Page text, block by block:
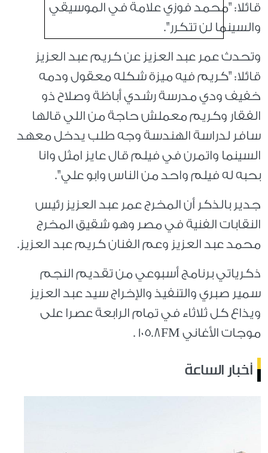
قائلا: "محمد فوزي علامة في الموسيقي
والسينما لن تتكرر".
وتحدث عمر عبد العزيز عن كريم عبد العزيز
قائلا: "كريم فيه ميزة شكله معقول ودمه
خفيف ودي مدرسة رشدي أباظة وصلاح ذو
الفقار وكريم معملش حاجة من اللي قالها
سافر لدراسة الهندسة وجه طلب يدخل معهد
السينما واتمرن في فيلم قال عايز امثل وانا
بحبه له فيلم واحد من الناس وابو علي".
جدير بالذكر أن المخرج عمر عبد العزيز رئيس
النقابات الفنية في مصر وهو شقيق المخرج
محمد عبد العزيز وعم الفنان كريم عبد العزيز.
ذكرياتي برنامج أسبوعي من تقديم النجم
سمير صبري والتنفيذ والإخراج سيد عبد العزيز
ويذاع كل ثلاثاء في تمام الرابعة عصرا على
موجات الأغاني 105.8FM .
أخبار الساعة